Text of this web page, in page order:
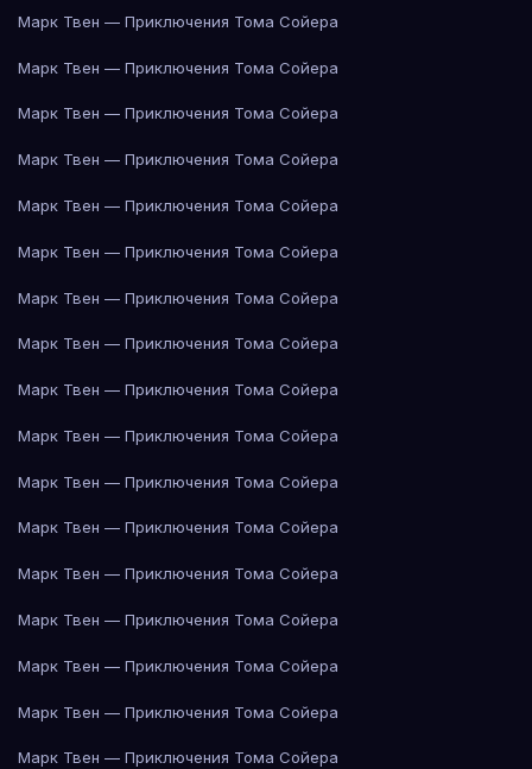
Марк Твен — Приключения Тома Сойера
Марк Твен — Приключения Тома Сойера
Марк Твен — Приключения Тома Сойера
Марк Твен — Приключения Тома Сойера
Марк Твен — Приключения Тома Сойера
Марк Твен — Приключения Тома Сойера
Марк Твен — Приключения Тома Сойера
Марк Твен — Приключения Тома Сойера
Марк Твен — Приключения Тома Сойера
Марк Твен — Приключения Тома Сойера
Марк Твен — Приключения Тома Сойера
Марк Твен — Приключения Тома Сойера
Марк Твен — Приключения Тома Сойера
Марк Твен — Приключения Тома Сойера
Марк Твен — Приключения Тома Сойера
Марк Твен — Приключения Тома Сойера
Марк Твен — Приключения Тома Сойера